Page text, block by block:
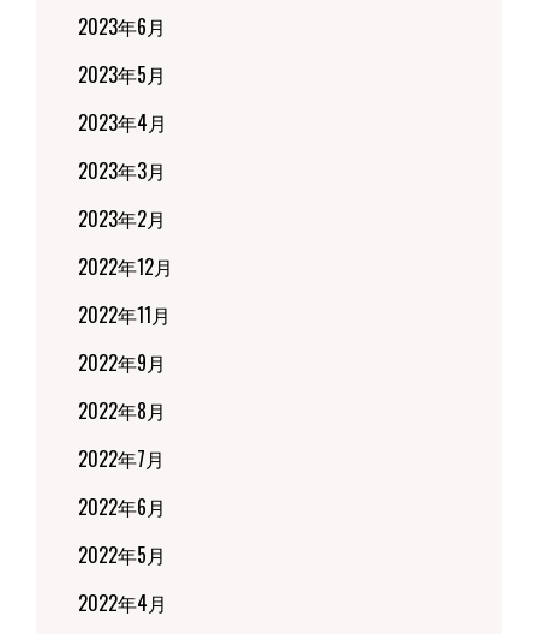
2023年6月
2023年5月
2023年4月
2023年3月
2023年2月
2022年12月
2022年11月
2022年9月
2022年8月
2022年7月
2022年6月
2022年5月
2022年4月